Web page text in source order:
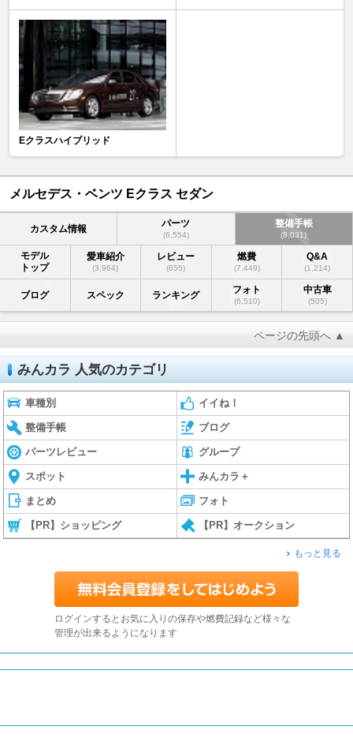
Eクラスハイブリッド
メルセデス・ベンツ Eクラス セダン
カスタム情報 パーツ
(6,554)
整備手帳
(8,031)
モデル
トップ
愛車紹介
(3,964)
レビュー
(655)
燃費
(7,449)
Q&A
(1,214)
ブログ スペック ランキング フォト
(6,510)
中古車
(505)
ページの先頭へ ▲
みんカラ 人気のカテゴリ
車種別 イイね！
整備手帳 ブログ
パーツレビュー グループ
スポット みんカラ＋
まとめ フォト
【PR】ショッピング 【PR】オークション
もっと見る
ログインするとお気に入りの保存や燃費記録など様々な
管理が出来るようになります